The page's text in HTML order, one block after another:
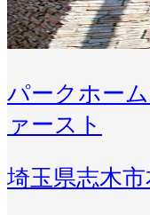
パークホー
ァースト
埼玉県志木